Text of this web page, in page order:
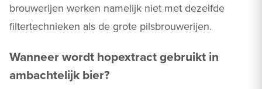
brouwerijen werken namelijk niet met dezelfde
filtertechnieken als de grote pilsbrouwerijen.
Wanneer wordt hopextract gebruikt in
ambachtelijk bier?